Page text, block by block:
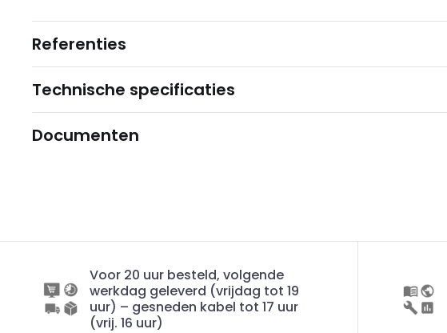
Referenties
Technische specificaties
Documenten
Voor 20 uur besteld, volgende
werkdag geleverd (vrijdag tot 19
uur) – gesneden kabel tot 17 uur
(vrij. 16 uur)